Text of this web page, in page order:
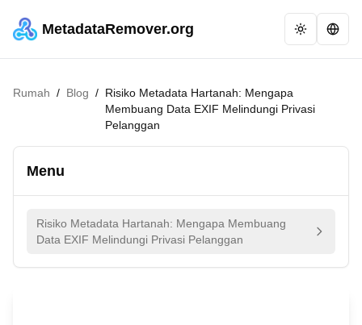
MetadataRemover.org
Rumah / Blog / Risiko Metadata Hartanah: Mengapa
Membuang Data EXIF Melindungi Privasi
Pelanggan
Menu
Risiko Metadata Hartanah: Mengapa Membuang
Data EXIF Melindungi Privasi Pelanggan